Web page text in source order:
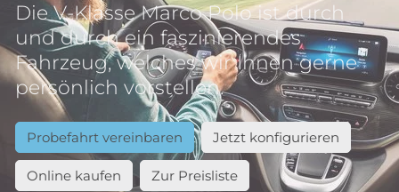
Die V-Klasse Marco Polo ist durch
und durch ein faszinierendes
Fahrzeug, welches wir Ihnen gerne
persönlich vorstellen.
Probefahrt vereinbaren Jetzt konfigurieren
Online kaufen Zur Preisliste